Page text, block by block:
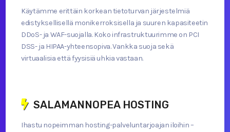
Käytämme erittäin korkean tietoturvan järjestelmiä
edistyksellisellä monikerroksisella ja suuren kapasiteetin
DDoS- ja WAF-suojalla. Koko infrastruktuurimme on PCI
DSS- ja HIPAA-yhteensopiva. Vankka suoja sekä
virtuaalisia että fyysisiä uhkia vastaan.
SALAMANNOPEA HOSTING
Ihastu nopeimman hosting-palveluntarjoajan iloihin –